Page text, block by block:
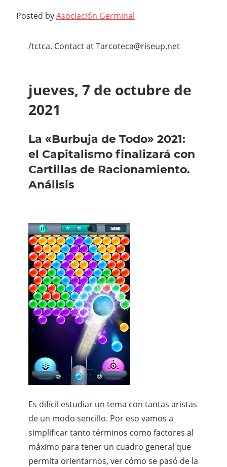
Posted byAsociación Germinal
/tctca. Contact at Tarcoteca@riseup.net
jueves, 7 de octubre de
2021
La «Burbuja de Todo» 2021:
el Capitalismo finalizará con
Cartillas de Racionamiento.
Análisis
Es difícil estudiar un tema con tantas aristas
de un modo sencillo. Por eso vamos a
simplificar tanto términos como factores al
máximo para tener un cuadro general que
permita orientarnos, ver cómo se pasó de la